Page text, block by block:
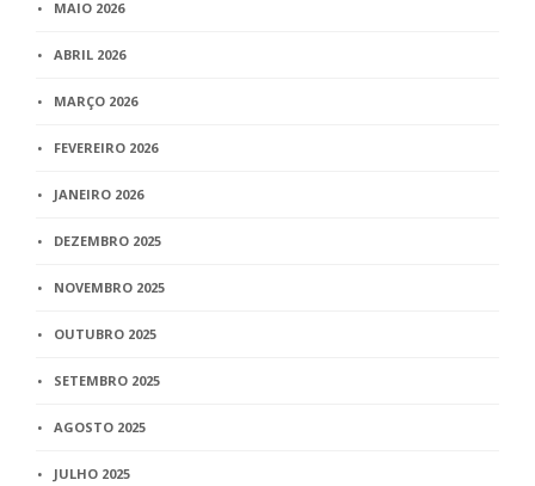
MAIO 2026
ABRIL 2026
MARÇO 2026
FEVEREIRO 2026
JANEIRO 2026
DEZEMBRO 2025
NOVEMBRO 2025
OUTUBRO 2025
SETEMBRO 2025
AGOSTO 2025
JULHO 2025